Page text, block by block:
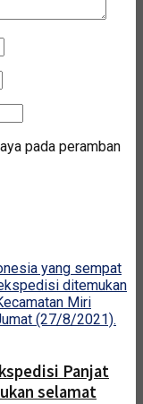
pada peramban
Panjat
selamat